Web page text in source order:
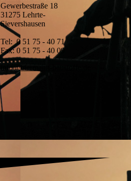
Gewerbestraße 18
31275 Lehrte-
Sievershausen
Tel: 0 51 75 - 40 71
Fax: 0 51 75 - 40 09
info@biermann-baustoffe.de